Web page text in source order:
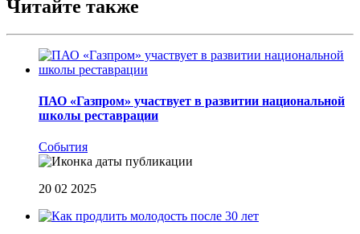
Читайте также
ПАО «Газпром» участвует в развитии национальной
школы реставрации
События
20 02 2025